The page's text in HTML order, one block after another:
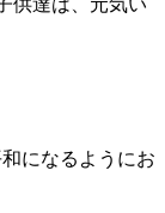
供達は、元気い
になるようにお